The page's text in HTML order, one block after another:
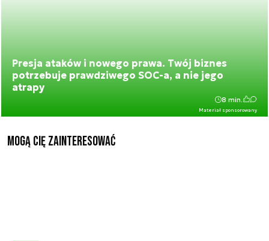
Presja ataków i nowego prawa. Twój biznes
potrzebuje prawdziwego SOC-a, a nie jego
atrapy
Materiał sponsorowany
8 min.
Mogą Cię zainteresować